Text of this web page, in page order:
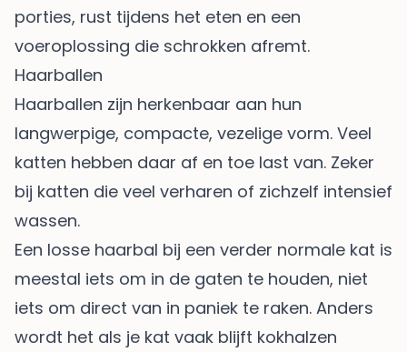
porties, rust tijdens het eten en een
voeroplossing die schrokken afremt.
Haarballen
Haarballen zijn herkenbaar aan hun
langwerpige, compacte, vezelige vorm. Veel
katten hebben daar af en toe last van. Zeker
bij katten die veel verharen of zichzelf intensief
wassen.
Een losse haarbal bij een verder normale kat is
meestal iets om in de gaten te houden, niet
iets om direct van in paniek te raken. Anders
wordt het als je kat vaak blijft kokhalzen